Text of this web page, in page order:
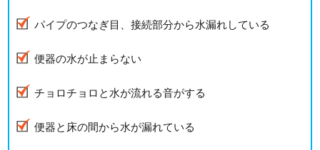
パイプのつなぎ目、接続部分から水漏れしている
便器の水が止まらない
チョロチョロと水が流れる音がする
便器と床の間から水が漏れている